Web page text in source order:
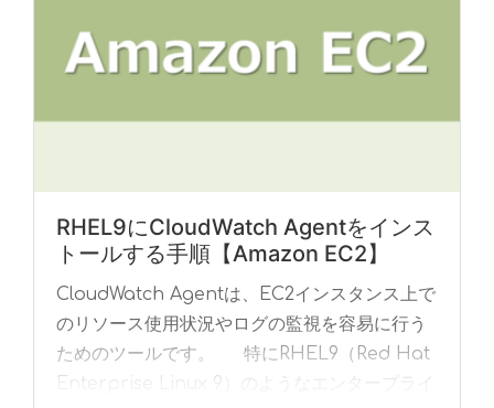
RHEL9にCloudWatch Agentをインス
トールする手順【Amazon EC2】
CloudWatch Agentは、EC2インスタンス上で
のリソース使用状況やログの監視を容易に行う
ためのツールです。 特にRHEL9（Red Hat
Enterprise Linux 9）のようなエンタープライ